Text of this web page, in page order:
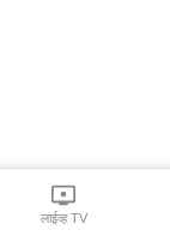
लाईव्ह TV